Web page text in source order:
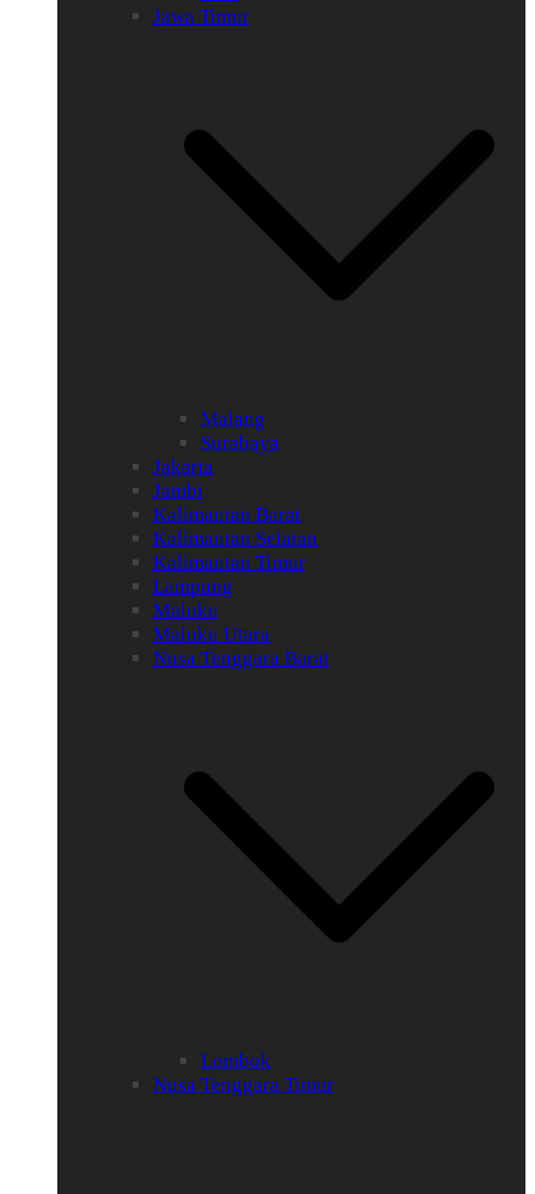
Jawa Timur
Malang
Surabaya
Jakarta
Jambi
Kalimantan Barat
Kalimantan Selatan
Kalimantan Timur
Lampung
Maluku
Maluku Utara
Nusa Tenggara Barat
Lombok
Nusa Tenggara Timur